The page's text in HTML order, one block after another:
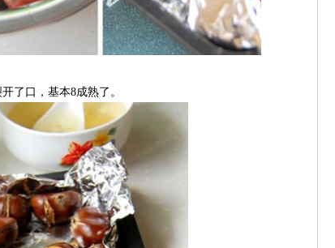
了口，基本8成熟了。